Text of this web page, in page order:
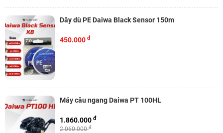
Dây dù PE Daiwa Black Sensor 150m
450.000 đ
Máy câu ngang Daiwa PT 100HL
2.060.000đ
1.860.000 đ